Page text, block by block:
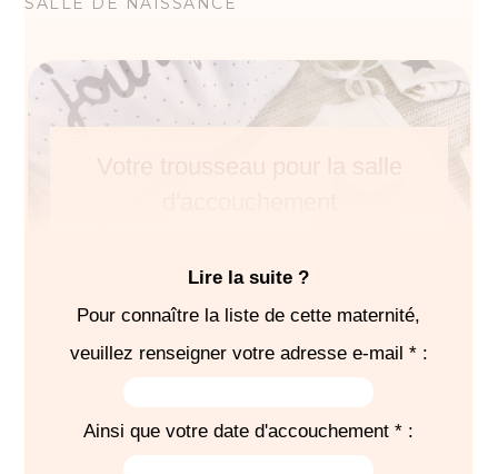
Lire la suite ?
Pour connaître la liste de cette maternité,
veuillez renseigner votre adresse e-mail * :
Ainsi que votre date d'accouchement * :
SÉJOUR
babygros